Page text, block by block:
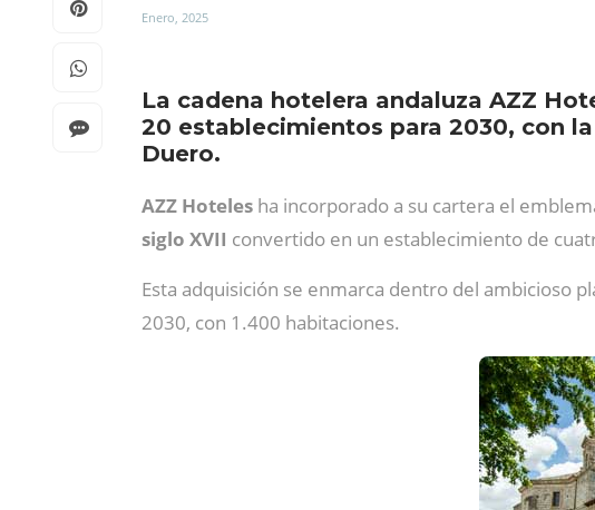
Enero, 2025
La cadena hotelera andaluza AZZ
20 establecimientos para 2030, con
Duero.
AZZ Hoteles ha incorporado a su cartera el
siglo XVII convertido en un establecimiento de
Esta adquisición se enmarca dentro del ambicioso
2030, con 1.400 habitaciones.